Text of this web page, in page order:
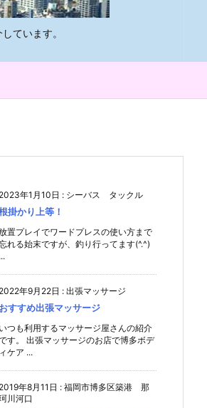
ています。
2023年1月10日 : シーバス タックル
掛かり上等！
置プレイでワードプレスの使い方まで
れる始末ですが、釣り行ってます(^.^)
...
2022年9月22日 : 出張マッサージ
おすすめ出張マッサージ
いつも利用するマッサージ屋さんの紹介
す。 出張マッサージのお店で博多ボデ
ィケア ...
2019年8月11日 : 福岡市博多区築港 那
川河口